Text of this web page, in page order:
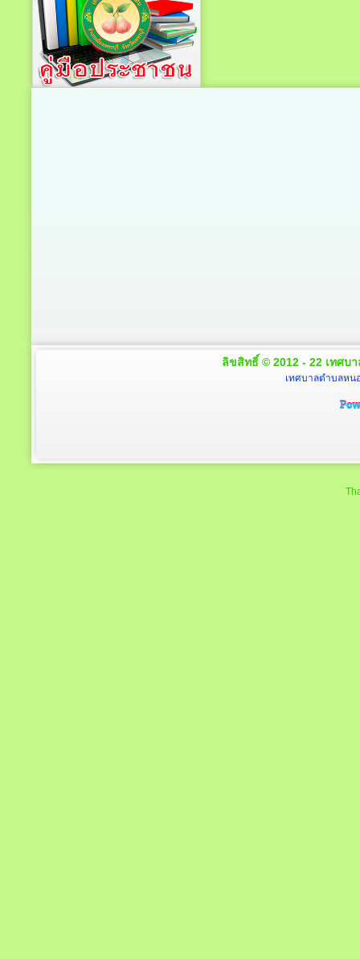
ลิขสิทธิ์ © 2012 - 22 เทศบ
เทศบาลตำบลหน